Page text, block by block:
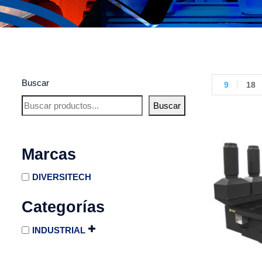
Buscar
Buscar
Marcas
DIVERSITECH
Categorías
INDUSTRIAL
9 18